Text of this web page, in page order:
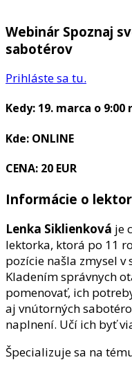
Webinár Spoznaj
sabotérov
Prihláste sa tu.
Kedy: 19. marca o 9:00
Kde: ONLINE
CENA: 20 EUR
Informácie o
Lenka Siklienková je
lektorka, ktorá po 11
pozície našla zmysel
Kladením správnych
pomenovať, ich
aj vnútorných
naplnení. Učí ich byť
Špecializuje sa na